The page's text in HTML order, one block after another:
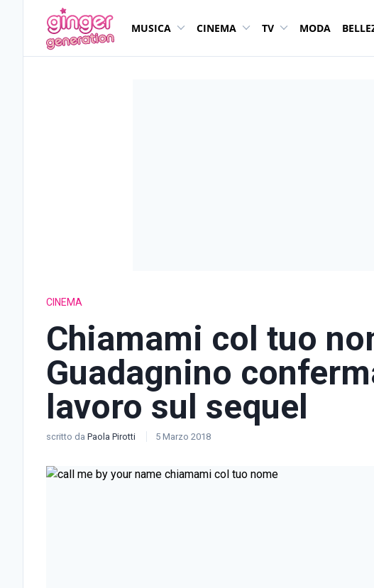
MUSICA CINEMA TV MODA
CINEMA
Chiamami col tuo
Guadagnino
lavoro sul sequel
scritto da Paola Pirotti 5 Marzo 2018